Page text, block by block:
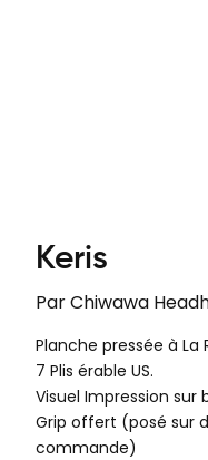
Keris
ParChiwawa
Planche pressée à La
7 Plis érable US.
Visuel Impression sur
Grip offert (posé sur
commande)